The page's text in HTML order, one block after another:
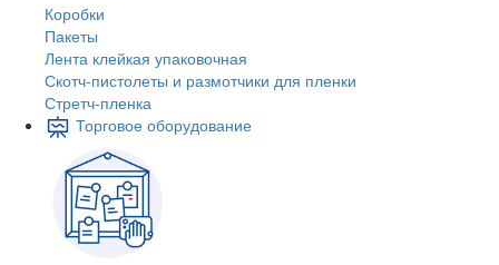
Коробки
Пакеты
Лента клейкая упаковочная
Скотч-пистолеты и размотчики для пленки
Стретч-пленка
Торговое оборудование